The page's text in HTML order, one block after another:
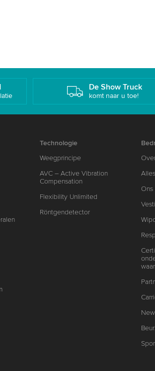
De Show Truck
komt naar u toe!
Technologie
Weegprincipe
AVC – Active Vibration
Compensation
Flexibility Unlimited
Röntgendetector